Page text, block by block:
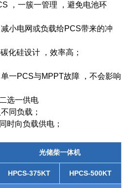
，一簇一管理 ，避免电池环
小电网或负载给PCS带来的冲
化硅设计 ，效率高；
一PCS与MPPT故障 ，不会影响
选一供电
同负载；
时向负载供电；
光储柴一体机
HPCS-375KT HPCS-500KT